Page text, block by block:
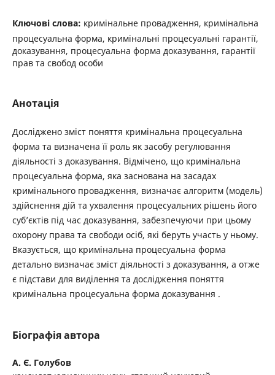
Ключові слова: кримінальне провадження, кримінальна
процесуальна форма, кримінальні процесуальні гарантії,
доказування, процесуальна форма доказування, гарантії
прав та свобод особи
Анотація
Досліджено зміст поняття кримінальна процесуальна
форма та визначена її роль як засобу регулювання
діяльності з доказування. Відмічено, що кримінальна
процесуальна форма, яка заснована на засадах
кримінального провадження, визначає алгоритм (модель)
здійснення дій та ухвалення процесуальних рішень його
суб’єктів під час доказування, забезпечуючи при цьому
охорону права та свободи осіб, які беруть участь у ньому.
Вказується, що кримінальна процесуальна форма
детально визначає зміст діяльності з доказування, а отже
є підстави для виділення та дослідження поняття
кримінальна процесуальна форма доказування .
Біографія автора
А. Є. Голубов